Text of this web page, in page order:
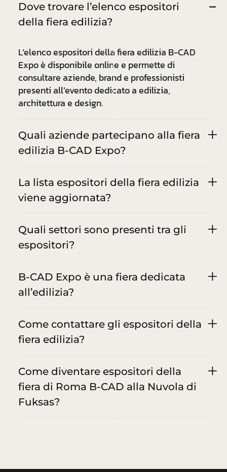
Dove trovare l’elenco espositori
della fiera edilizia?
L’elenco espositori della fiera edilizia B-CAD
Expo è disponibile online e permette di
consultare aziende, brand e professionisti
presenti all’evento dedicato a edilizia,
architettura e design.
Quali aziende partecipano alla fiera
edilizia B-CAD Expo?
La lista espositori della fiera edilizia
viene aggiornata?
Quali settori sono presenti tra gli
espositori?
B-CAD Expo è una fiera dedicata
all’edilizia?
Come contattare gli espositori della
fiera edilizia?
Come diventare espositori della
fiera di Roma B-CAD alla Nuvola di
Fuksas?